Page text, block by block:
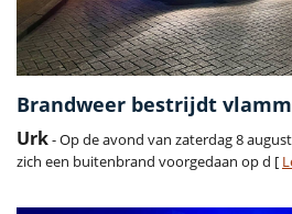
Brandweer bestrijdt
Urk- Op de avond van zaterdag 8
zich een buitenbrand voorgedaan op d [